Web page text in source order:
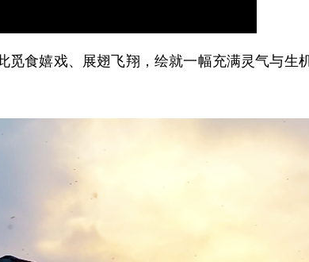
嬉戏、展翅飞翔，绘就一幅充满灵气与生机